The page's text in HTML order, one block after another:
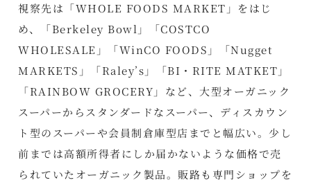
視察先は「WHOLE FOODS MARKET」をはじ
め、「Berkeley Bowl」「COSTCO
WHOLESALE」「WinCO FOODS」「Nugget
MARKETS」「Raley’s」「BI・RITE MATKET」
「RAINBOW GROCERY」など、大型オーガニック
スーパーからスタンダードなスーパー、ディスカウン
ト型のスーパーや会員制倉庫型店までと幅広い。少し
前までは高額所得者にしか届かないような価格で売
られていたオーガニック製品。販路も専門ショップを